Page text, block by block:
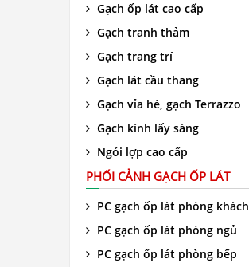
Gạch ốp lát cao cấp
Gạch tranh thảm
Gạch trang trí
Gạch lát cầu thang
Gạch vỉa hè, gạch Terrazzo
Gạch kính lấy sáng
Ngói lợp cao cấp
PHỐI CẢNH GẠCH ỐP LÁT
PC gạch ốp lát phòng khách
PC gạch ốp lát phòng ngủ
PC gạch ốp lát phòng bếp